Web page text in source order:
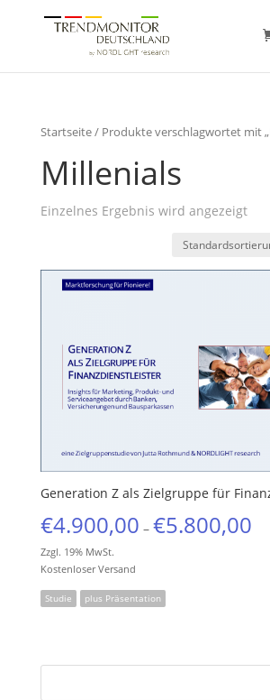
Startseite/ Produkte verschlagwortet mit
Millenials
Einzelnes Ergebnis wird angezeigt
Generation Z als Zielgruppe für
€4.900,00 – €5.800,00
Zzgl. 19% MwSt.
Kostenloser Versand
Studie plus Präsentation